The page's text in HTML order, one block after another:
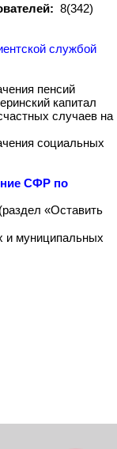
8(342)
службой
пенсий
капитал
случаев на
социальных
СФР по
«Оставить
и муниципальных